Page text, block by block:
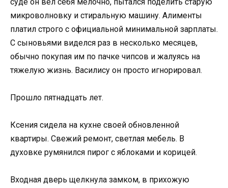
микроволновку и стиральную машину. Алименты
платил строго с официальной минимальной зарплаты.
С сыновьями виделся раз в несколько месяцев,
обычно покупая им по пачке чипсов и жалуясь на
тяжелую жизнь. Василису он просто игнорировал.
Прошло пятнадцать лет.
Ксения сидела на кухне своей обновленной
квартиры. Свежий ремонт, светлая мебель. В
духовке румянился пирог с яблоками и корицей.
Входная дверь щелкнула замком, в прихожую